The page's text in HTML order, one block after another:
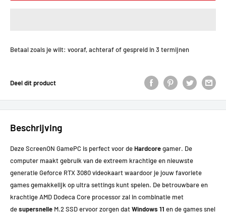
Betaal zoals je wilt: vooraf, achteraf of gespreid in 3 termijnen
Deel dit product
Beschrijving
Deze ScreenON GamePC is perfect voor deHardcoregamer. De
computer maakt gebruik van de extreem krachtige en nieuwste
generatie Geforce RTX 3080 videokaart waardoor je jouw favoriete
games gemakkelijk op ultra settings kunt spelen. De betrouwbare en
krachtige AMD Dodeca Core processor zal in combinatie met
desupersnelle M.2 SSD ervoor zorgen datWindows 11 en de games snel